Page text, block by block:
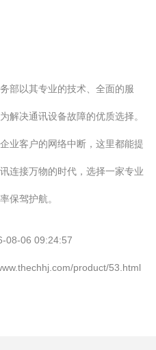
部以其专业的技术、全面的服
解决通讯设备故障的优质选择。
业客户的网络中断，这里都能提
连接万物的时代，选择一家专业
保驾护航。
08-06 09:24:57
product/53.html